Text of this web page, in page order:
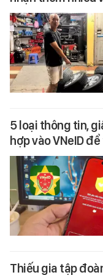
5 loại thông tin,
hợp vào VNeID
Thiếu gia tập